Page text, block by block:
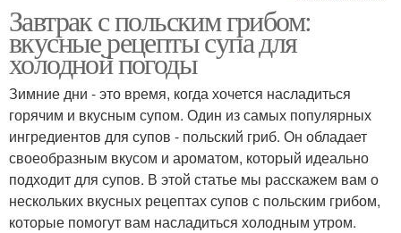
Грибный суп Гриб в супе
Ингредиенты в суп
Завтрак с польским грибом:
вкусные рецепты супа для
холодной погоды
Зимние дни - это время, когда хочется насладиться
горячим и вкусным супом. Один из самых популярных
ингредиентов для супов - польский гриб. Он обладает
своеобразным вкусом и ароматом, который идеально
подходит для супов. В этой статье мы расскажем вам о
нескольких вкусных рецептах супов с польским грибом,
которые помогут вам насладиться холодным утром.